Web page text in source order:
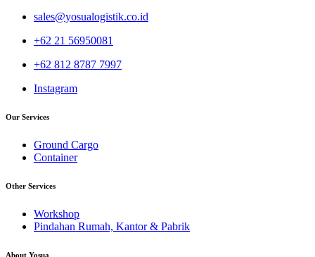
sales@yosualogistik.co.id
+62 21 56950081
+62 812 8787 7997
Instagram
Our Services
Ground Cargo
Container
Other Services
Workshop
Pindahan Rumah, Kantor & Pabrik
About Yosua